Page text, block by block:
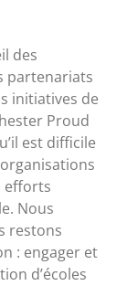
des
partenariats
initiatives de
Proud
est difficile
efforts
Nous
restons
: engager et
d’écoles